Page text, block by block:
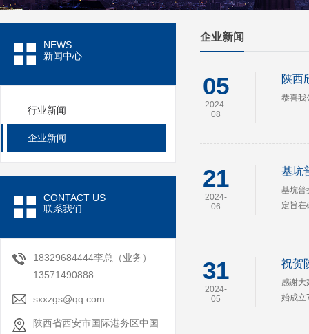
NEWS
新闻中心
行业新闻
企业新闻
CONTACT US
联系我们
18329684444李总（业务）
13571490888
sxxzgs@qq.com
陕西省西安市国际港务区中国
企业新闻
05
2024-
08
陕西
恭喜我
21
2024-
06
基坑
基坑普
定旨在
31
2024-
05
祝贺
感谢大
始成立